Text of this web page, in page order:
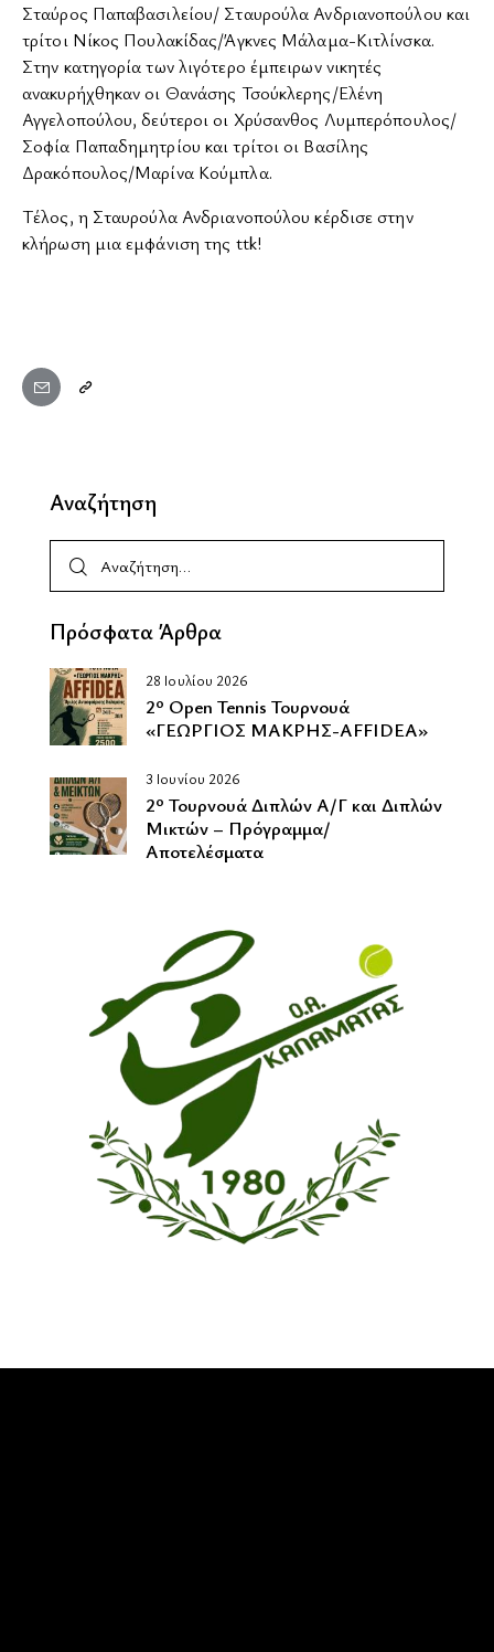
Σταύρος Παπαβασιλείου/ Σταυρούλα Ανδριανοπούλου και
τρίτοι Νίκος Πουλακίδας/Άγκνες Μάλαμα-Κιτλίνσκα.
Στην κατηγορία των λιγότερο έμπειρων νικητές
ανακυρήχθηκαν οι Θανάσης Τσούκλερης/Ελένη
Αγγελοπούλου, δεύτεροι οι Χρύσανθος Λυμπερόπουλος/
Σοφία Παπαδημητρίου και τρίτοι οι Βασίλης
Δρακόπουλος/Μαρίνα Κούμπλα.
Τέλος, η Σταυρούλα Ανδριανοπούλου κέρδισε στην
κλήρωση μια εμφάνιση της ttk!
Αναζήτηση
Πρόσφατα Άρθρα
28 Ιουλίου 2026
2º Οpen Tennis Τουρνουά
«ΓΕΩΡΓΙΟΣ ΜΑΚΡΗΣ-AFFIDEA»
3 Ιουνίου 2026
2º Τουρνουά Διπλών Α/Γ και Διπλών
Μικτών – Πρόγραμμα/
Αποτελέσματα